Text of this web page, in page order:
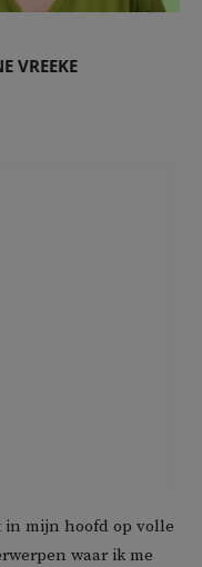
VREEKE
mijn hoofd op volle
waar ik me